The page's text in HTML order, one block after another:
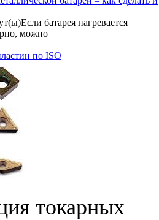
батарея нагревается
можно
по ISO
токарных